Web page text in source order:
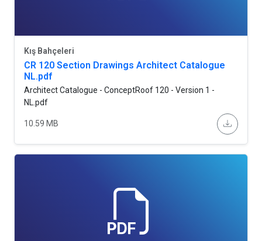
Kış Bahçeleri
CR 120 Section Drawings Architect Catalogue
NL.pdf
Architect Catalogue - ConceptRoof 120 - Version 1 -
NL.pdf
10.59 MB